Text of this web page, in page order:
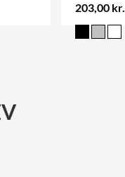
203,00 kr.